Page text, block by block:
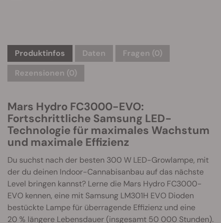
Produktinfos Daten Fragen (0)
Rezensionen (0)
Mars Hydro FC3000-EVO:
Fortschrittliche Samsung LED-
Technologie für maximales Wachstum
und maximale Effizienz
Du suchst nach der besten 300 W LED-Growlampe, mit
der du deinen Indoor-Cannabisanbau auf das nächste
Level bringen kannst? Lerne die Mars Hydro FC3000-
EVO kennen, eine mit Samsung LM301H EVO Dioden
bestückte Lampe für überragende Effizienz und eine
20 % längere Lebensdauer (insgesamt 50 000 Stunden).